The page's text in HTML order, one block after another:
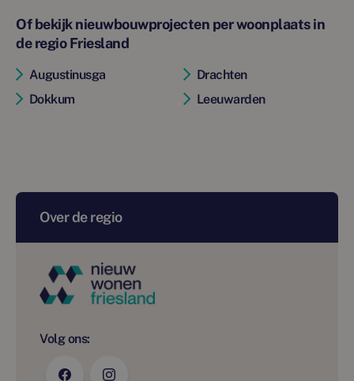
Of bekijk nieuwbouwprojecten per woonplaats in
de regio Friesland
Augustinusga
Dokkum
Drachten
Leeuwarden
Over de regio
Volg ons: